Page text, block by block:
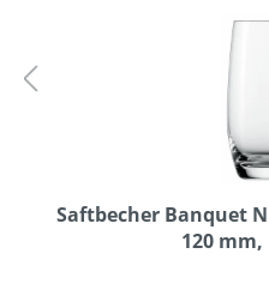
Saftbecher Banquet
120 mm,